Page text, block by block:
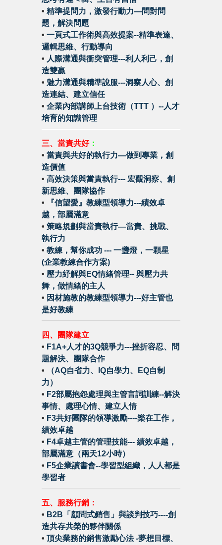
• 精準提問力，激發行動力—問對問
題，解決問題
• 一頁式工作術與高效提案--精準表達、
邏輯思維、行動導向
• 人際溝通與衝突管理---利人利己，創
造雙贏
• 魅力溝通與精準說服---洞察人心、創
造連結、建立信任
• 企業內部講師上台技術（TTT ）--人才
培育的知識管理
三、當責共好：
• 當責與共好的執行力—做到專業，創
造價值
• 高效決策與當責執行--- 宏觀洞察、創
新思維、團隊協作
•
『信望愛』教練型領導力---績效卓
越，部屬滿意
• 策略規劃與當責執行—當責、挑戰、
執行力
• 教練，幫你成功 --- 一盞燈，一顆星
(企業教練合作方案)
• 壓力紓解與EQ情緒管理-- 與壓力共
舞，做情緒的主人
• 因材施教的教練型領導力---好主管也
是好教練
四、團隊建立
• F1A+人才的3Q競爭力---挫折容忍、問
題解決、團隊合作
•
（AQ自省力、IQ自學力、EQ自制
力）
• F2部屬抱怨處理與主管言詞訓練--解決
事情、處理心情、建立人情
• F3共好團隊的領導激勵----樂在工作，
績效卓越
• F4卓越主管的管理技能--- 績效卓越，
部屬滿意（兩天12小時）
• F5企業讀書會--學習型組織，人人都是
學習者
五、服務行銷：
• B2B「顧問式銷售」與談判技巧----創
造共存共榮的夥伴關係
• 頂尖業務的銷售激勵心法 -夢想目標、